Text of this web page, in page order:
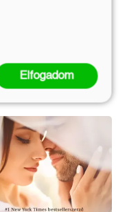
Kosárba
Elfogadom